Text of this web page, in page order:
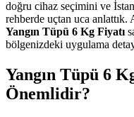
doğru cihaz seçimini ve
rehberde uçtan uca anlattık.
Yangın Tüpü 6 Kg Fiyatı
bölgenizdeki uygulama
Yangın Tüpü 6
Önemlidir?